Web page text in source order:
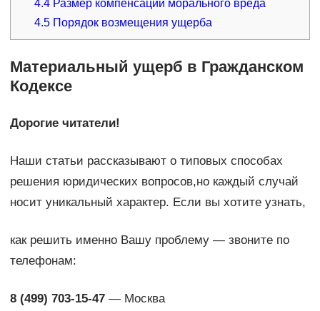
4.4 Размер компенсации морального вреда
4.5 Порядок возмещения ущерба
Материальный ущерб в Гражданском
Кодексе
Дорогие читатели!
Наши статьи рассказывают о типовых способах
решения юридических вопросов,но каждый случай
носит уникальный характер. Если вы хотите узнать,
как решить именно Вашу проблему — звоните по
телефонам:
8 (499) 703-15-47— Москва